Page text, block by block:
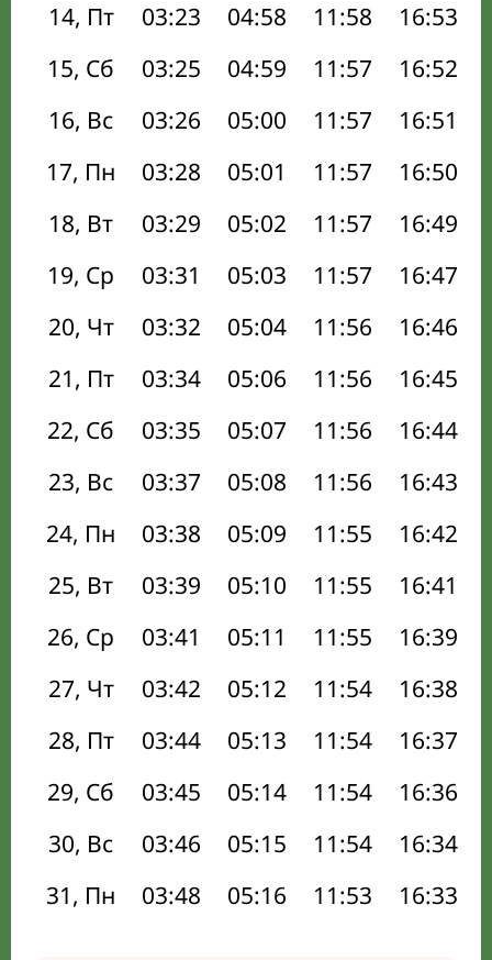
14, Пт
03:23 04:58 11:58 16:53
15, Сб
03:25 04:59 11:57 16:52
16, Вс
03:26 05:00 11:57 16:51
17, Пн
03:28 05:01 11:57 16:50
18, Вт
03:29 05:02 11:57 16:49
19, Ср
03:31 05:03 11:57 16:47
20, Чт
03:32 05:04 11:56 16:46
21, Пт
03:34 05:06 11:56 16:45
22, Сб
03:35 05:07 11:56 16:44
23, Вс
03:37 05:08 11:56 16:43
24, Пн
03:38 05:09 11:55 16:42
25, Вт
03:39 05:10 11:55 16:41
26, Ср
03:41 05:11 11:55 16:39
27, Чт
03:42 05:12 11:54 16:38
28, Пт
03:44 05:13 11:54 16:37
29, Сб
03:45 05:14 11:54 16:36
30, Вс
03:46 05:15 11:54 16:34
31, Пн
03:48 05:16 11:53 16:33